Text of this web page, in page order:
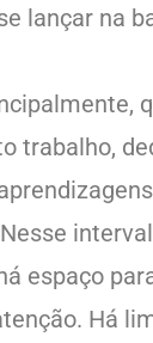
lançar na
trabalho,
espaço
Há